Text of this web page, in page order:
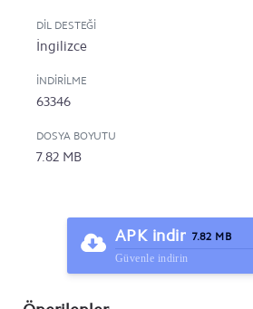
DIL DESTEĞI
İngilizce
İNDIRILME
63346
DOSYA BOYUTU
7.82 MB
APK indir 7.82 MB
Güvenle indirin